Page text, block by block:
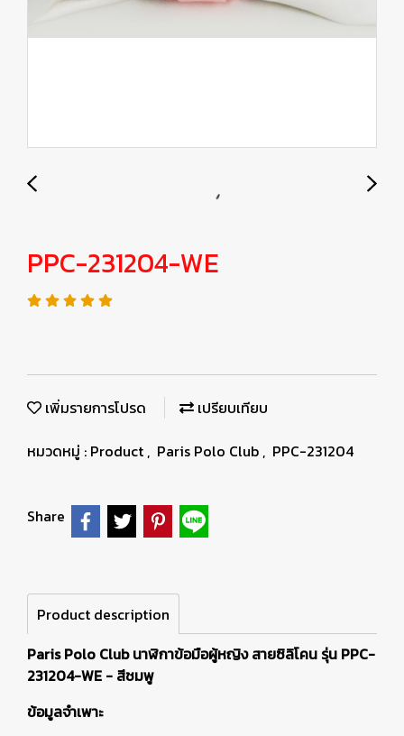
PPC-231204-WE
เพิ่มรายการโปรด
เปรียบเทียบ
หมวดหมู่ : Product , Paris Polo Club , PPC-231204
Share
Product description
Paris Polo Club นาฬิกาข้อมือผู้หญิง สายซิลิโคน รุ่น PPC-
231204-WE - สีชมพู
ข้อมูลจำเพาะ